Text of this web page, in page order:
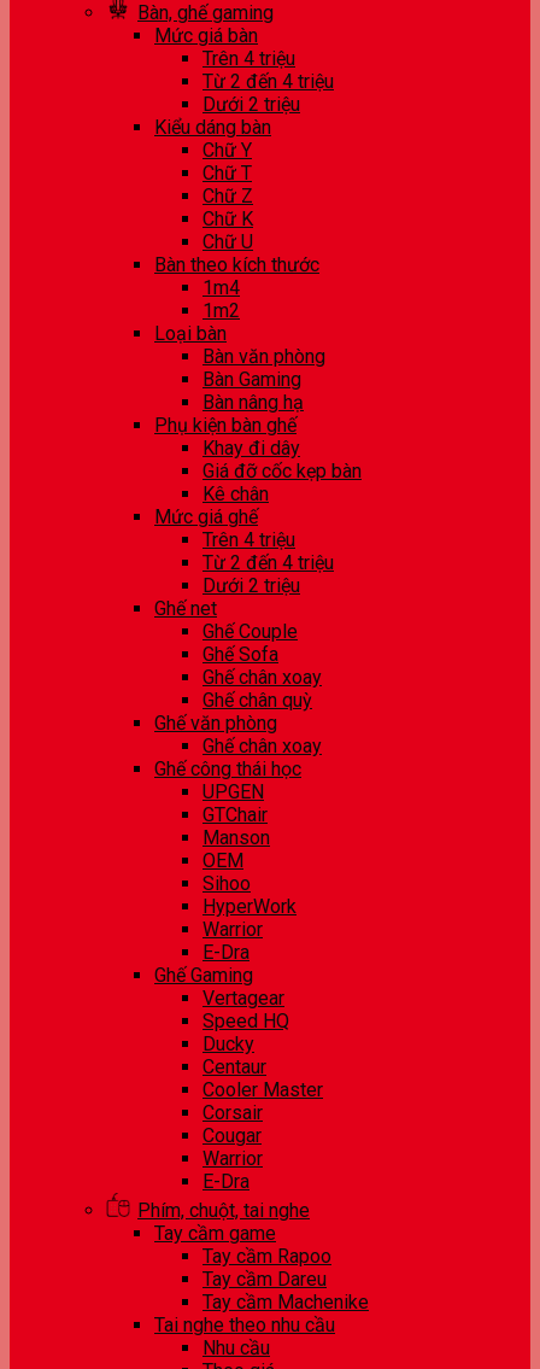
Bàn, ghế gaming
Mức giá bàn
Trên 4 triệu
Từ 2 đến 4 triệu
Dưới 2 triệu
Kiểu dáng bàn
Chữ Y
Chữ T
Chữ Z
Chữ K
Chữ U
Bàn theo kích thước
1m4
1m2
Loại bàn
Bàn văn phòng
Bàn Gaming
Bàn nâng hạ
Phụ kiện bàn ghế
Khay đi dây
Giá đỡ cốc kẹp bàn
Kê chân
Mức giá ghế
Trên 4 triệu
Từ 2 đến 4 triệu
Dưới 2 triệu
Ghế net
Ghế Couple
Ghế Sofa
Ghế chân xoay
Ghế chân quỳ
Ghế văn phòng
Ghế chân xoay
Ghế công thái học
UPGEN
GTChair
Manson
OEM
Sihoo
HyperWork
Warrior
E-Dra
Ghế Gaming
Vertagear
Speed HQ
Ducky
Centaur
Cooler Master
Corsair
Cougar
Warrior
E-Dra
Phím, chuột, tai nghe
Tay cầm game
Tay cầm Rapoo
Tay cầm Dareu
Tay cầm Machenike
Tai nghe theo nhu cầu
Nhu cầu